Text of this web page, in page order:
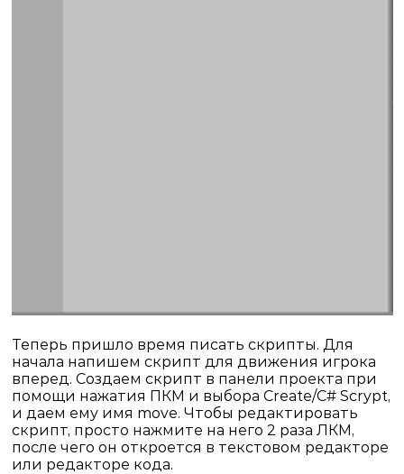
Теперь пришло время писать скрипты. Для
начала напишем скрипт для движения игрока
вперед. Создаем скрипт в панели проекта при
помощи нажатия ПКМ и выбора Create/C# Scrypt,
и даем ему имя move. Чтобы редактировать
скрипт, просто нажмите на него 2 раза ЛКМ,
после чего он откроется в текстовом редакторе
или редакторе кода.